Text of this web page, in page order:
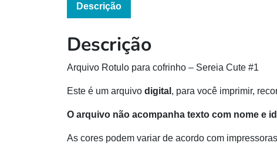
Descrição
Descrição
Arquivo Rotulo para cofrinho – Sereia Cute #1
Este é um arquivo digital , para você imprimir,
O arquivo não acompanha texto com nome e
As cores podem variar de acordo com